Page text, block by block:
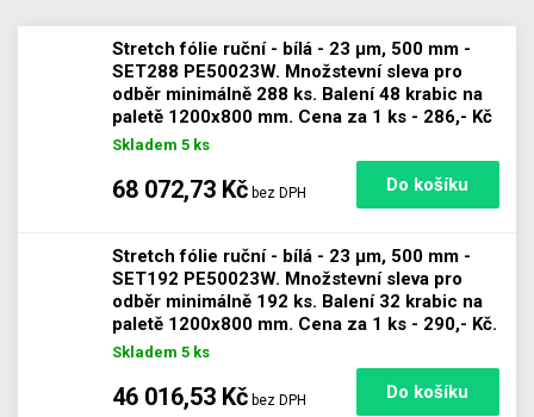
Stretch fólie ruční - bílá - 23 µm, 500 mm -
SET288 PE50023W. Množstevní sleva pro
odběr minimálně 288 ks. Balení 48 krabic na
paletě 1200x800 mm. Cena za 1 ks - 286,- Kč
Skladem 5 ks
68 072,73 Kč bez DPH
Počet
Stretch fólie ruční - bílá - 23 µm, 500 mm -
SET192 PE50023W. Množstevní sleva pro
odběr minimálně 192 ks. Balení 32 krabic na
paletě 1200x800 mm. Cena za 1 ks - 290,- Kč.
Skladem 5 ks
46 016,53 Kč bez DPH
Počet